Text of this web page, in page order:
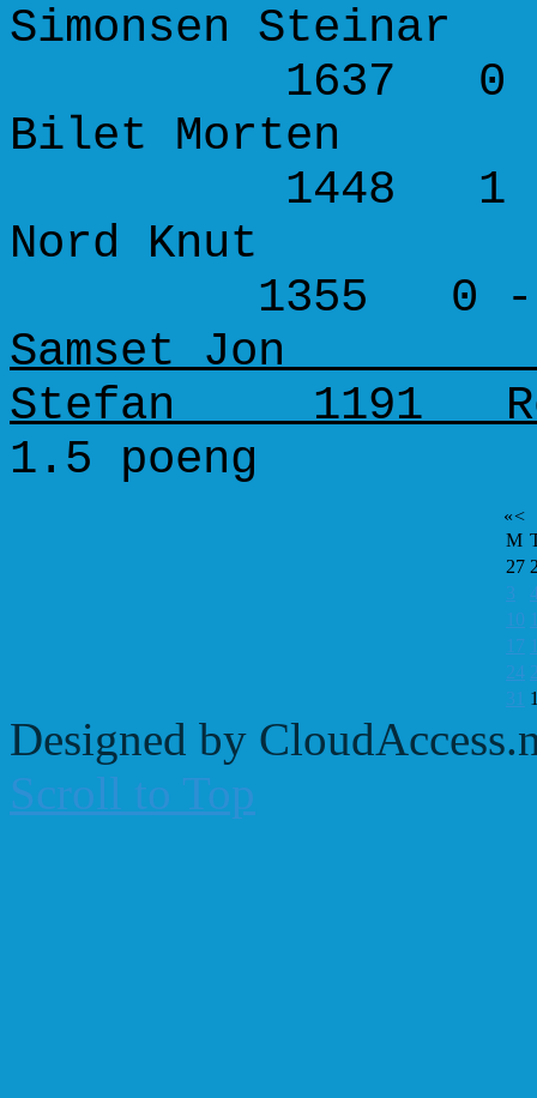
Simonsen
1637 0 -
Bilet Morten
1448 1 -
Nord Knut
1355 0 -
Samset Jon
Stefan 1191
1.5 poeng
«<
M
27
3
10
17
24
31
Designed by
Scroll to Top